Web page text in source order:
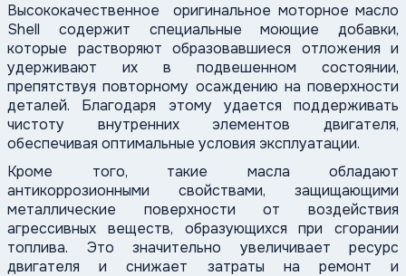
Высококачественное оригинальное моторное масло
Shell содержит специальные моющие добавки,
которые растворяют образовавшиеся отложения и
удерживают их в подвешенном состоянии,
препятствуя повторному осаждению на поверхности
деталей. Благодаря этому удается поддерживать
чистоту внутренних элементов двигателя,
обеспечивая оптимальные условия эксплуатации.
Кроме того, такие масла обладают
антикоррозионными свойствами, защищающими
металлические поверхности от воздействия
агрессивных веществ, образующихся при сгорании
топлива. Это значительно увеличивает ресурс
двигателя и снижает затраты на ремонт и